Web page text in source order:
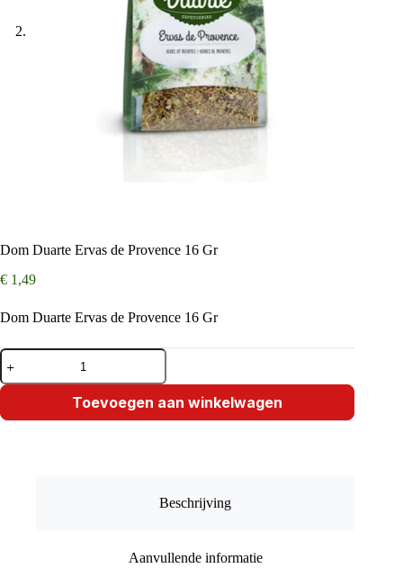
Dom Duarte Ervas de Provence 16 Gr
€ 1,49
Dom Duarte Ervas de Provence 16 Gr
Dom
Duarte
Ervas
Provence
Toevoegen aan winkelwagen
Beschrijving
Aanvullende informatie